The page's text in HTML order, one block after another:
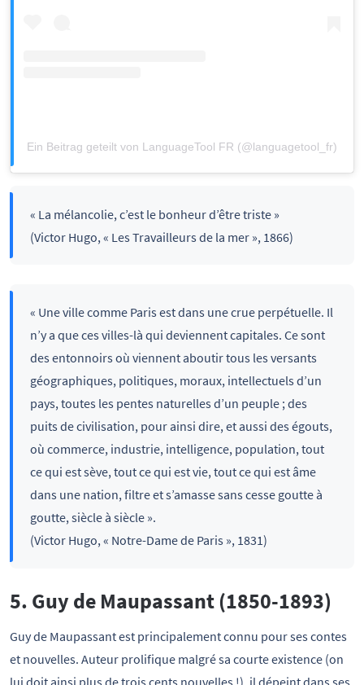
Ein Beitrag geteilt von LanguageTool FR (@languagetool_fr)
« La mélancolie, c’est le bonheur d’être triste »
(Victor Hugo, « Les Travailleurs de la mer », 1866)
« Une ville comme Paris est dans une crue perpétuelle. Il
n’y a que ces villes-là qui deviennent capitales. Ce sont
des entonnoirs où viennent aboutir tous les versants
géographiques, politiques, moraux, intellectuels d’un
pays, toutes les pentes naturelles d’un peuple ; des
puits de civilisation, pour ainsi dire, et aussi des égouts,
où commerce, industrie, intelligence, population, tout
ce qui est sève, tout ce qui est vie, tout ce qui est âme
dans une nation, filtre et s’amasse sans cesse goutte à
goutte, siècle à siècle ».
(Victor Hugo, « Notre-Dame de Paris », 1831)
5. Guy de Maupassant (1850-1893)
Guy de Maupassant est principalement connu pour ses contes
et nouvelles. Auteur prolifique malgré sa courte existence (on
lui doit ainsi plus de trois cents nouvelles !), il dépeint dans ses